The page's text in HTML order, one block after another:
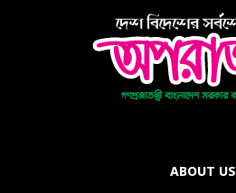
ABOUT US